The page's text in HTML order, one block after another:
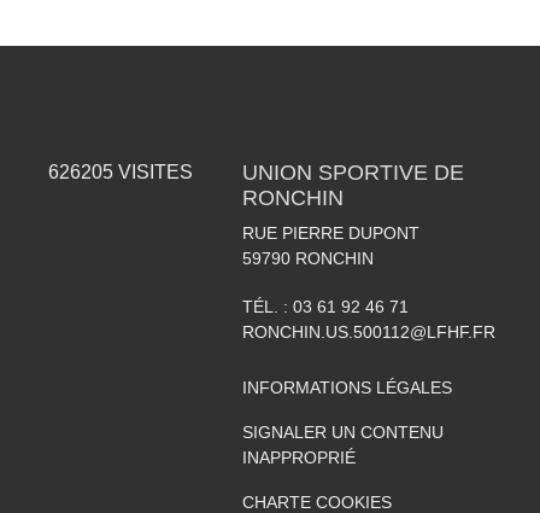
626205 VISITES
UNION SPORTIVE DE
RONCHIN
RUE PIERRE DUPONT
59790 RONCHIN
TÉL. : 03 61 92 46 71
RONCHIN.US.500112@LFHF.FR
INFORMATIONS LÉGALES
SIGNALER UN CONTENU
INAPPROPRIÉ
CHARTE COOKIES